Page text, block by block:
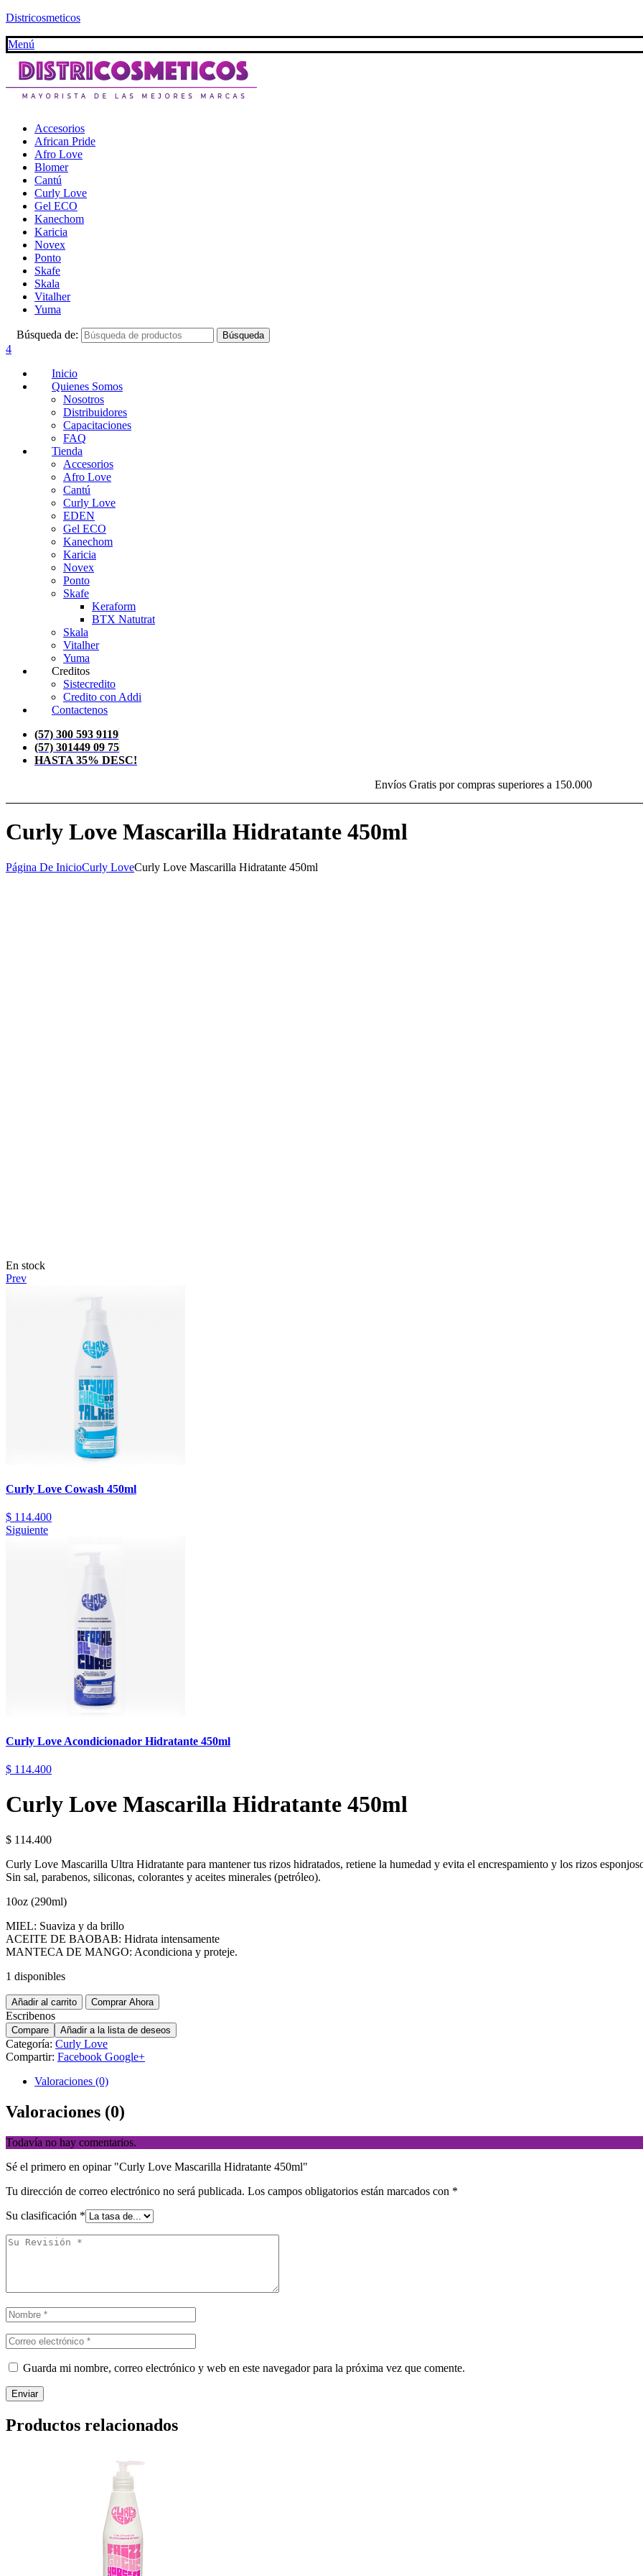
Districosmeticos
Menú
Accesorios
African Pride
Afro Love
Blomer
Cantú
Curly Love
Gel ECO
Kanechom
Karicia
Novex
Ponto
Skafe
Skala
Vitalher
Yuma
Búsqueda de: Búsqueda
4
Inicio
Quienes Somos
Nosotros
Distribuidores
Capacitaciones
FAQ
Tienda
Accesorios
Afro Love
Cantú
Curly Love
EDEN
Gel ECO
Kanechom
Karicia
Novex
Ponto
Skafe
Keraform
BTX Natutrat
Skala
Vitalher
Yuma
Creditos
Sistecredito
Credito con Addi
Contactenos
(57) 300 593 9119
(57) 301449 09 75
HASTA 35% DESC!
Envíos Gratis por compras superiores a 150.000
Curly Love Mascarilla Hidratante 450ml
Página De InicioCurly LoveCurly Love Mascarilla Hidratante 450ml
En stock
Prev
Curly Love Cowash 450ml
$ 114.400
Siguiente
Curly Love Acondicionador Hidratante 450ml
$ 114.400
Curly Love Mascarilla Hidratante 450ml
$ 114.400
Curly Love Mascarilla Ultra Hidratante para mantener tus rizos hidratados, retiene la humedad y evita el encrespamiento y los rizos
Sin sal, parabenos, siliconas, colorantes y aceites minerales (petróleo).
10oz (290ml)
MIEL: Suaviza y da brillo
ACEITE DE BAOBAB: Hidrata intensamente
MANTECA DE MANGO: Acondiciona y proteje.
1 disponibles
Añadir al carrito Comprar Ahora
Escribenos
Compare Añadir a la lista de deseos
Categoría: Curly Love
Compartir: Facebook Google+
Valoraciones (0)
Valoraciones (0)
Todavía no hay comentarios.
Sé el primero en opinar "Curly Love Mascarilla Hidratante 450ml"
Tu dirección de correo electrónico no será publicada. Los campos obligatorios están marcados con *
Su clasificación *
Guarda mi nombre, correo electrónico y web en este navegador para la próxima vez que comente.
Enviar
Productos relacionados